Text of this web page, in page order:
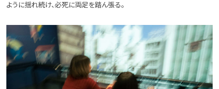
ように揺れ続け、必死に両足を踏ん張る。